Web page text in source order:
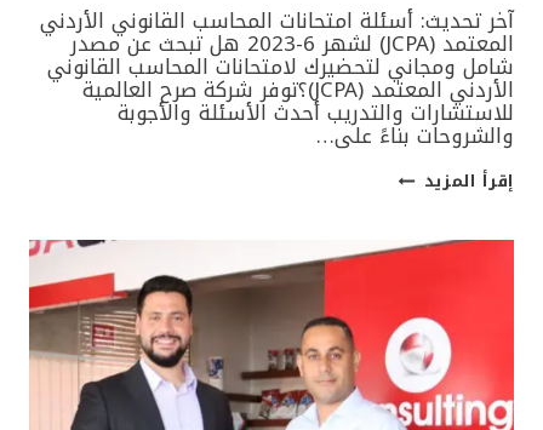
آخر تحديث: أسئلة امتحانات المحاسب القانوني الأردني
المعتمد (JCPA) لشهر 6-2023 هل تبحث عن مصدر
شامل ومجاني لتحضيرك لامتحانات المحاسب القانوني
الأردني المعتمد (JCPA)؟توفر شركة صرح العالمية
للاستشارات والتدريب أحدث الأسئلة والأجوبة
والشروحات بناءً على…
إقرأ المزيد تحديث
الرابط
القانوني
الأردني